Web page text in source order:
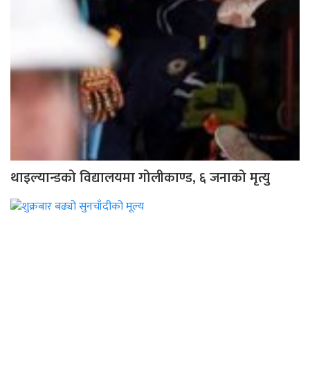
थाइल्यान्डको विद्यालयमा गोलीकाण्ड, ६ जनाको मृत्यु